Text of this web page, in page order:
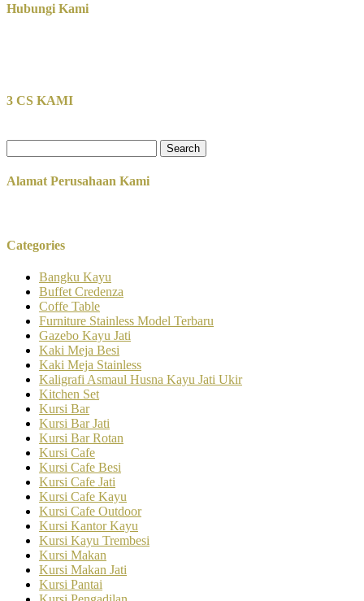
Hubungi Kami
3 CS KAMI
for:
Alamat Perusahaan Kami
Categories
Bangku Kayu
Buffet Credenza
Coffe Table
Furniture Stainless Model Terbaru
Gazebo Kayu Jati
Kaki Meja Besi
Kaki Meja Stainless
Kaligrafi Asmaul Husna Kayu Jati Ukir
Kitchen Set
Kursi Bar
Kursi Bar Jati
Kursi Bar Rotan
Kursi Cafe
Kursi Cafe Besi
Kursi Cafe Jati
Kursi Cafe Kayu
Kursi Cafe Outdoor
Kursi Kantor Kayu
Kursi Kayu Trembesi
Kursi Makan
Kursi Makan Jati
Kursi Pantai